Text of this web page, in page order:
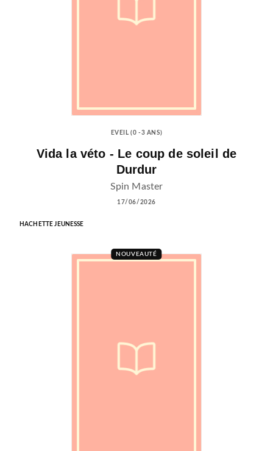
EVEIL (0 -3 ANS)
Vida la véto - Le coup de soleil de
Durdur
Spin Master
17/06/2026
HACHETTE JEUNESSE
NOUVEAUTÉ